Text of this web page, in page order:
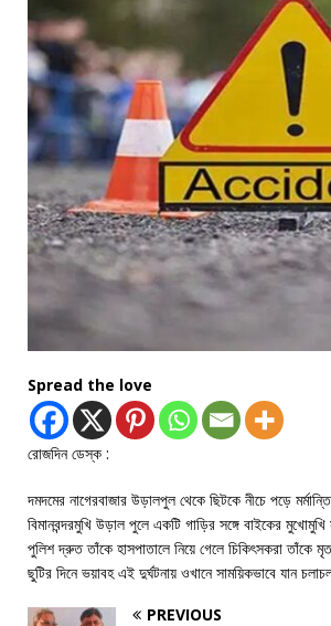
Spread the love
রোজদিন ডেস্ক :
দমদমের নাগেরবাজার উড়ালপুল থেকে ছিটকে নীচে পড়ে
বিমানবন্দরমুখি উড়াল পুলে একটি গাড়ির সঙ্গে বাইকের
পুলিশ দ্রুত তাঁকে হাসপাতালে নিয়ে গেলে চিকিৎসকরা
ছুটির দিনে ভয়াবহ এই দুর্ঘটনায় ওখানে সাময়িকভাবে যান
PREVIOUS